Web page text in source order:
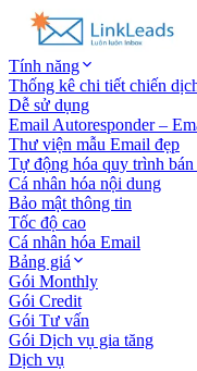
Tính năng
Thống kê chi tiết chiến
Dễ sử dụng
Email Autoresponder –
Thư viện mẫu Email đẹp
Tự động hóa quy trình
Cá nhân hóa nội dung
Bảo mật thông tin
Tốc độ cao
Cá nhân hóa Email
Bảng giá
Gói Monthly
Gói Credit
Gói Tư vấn
Gói Dịch vụ gia tăng
Dịch vụ